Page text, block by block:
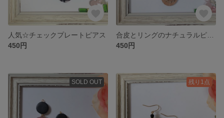
人気☆チェックプレートピアス
450円
450円
SOLD OUT 残り1点